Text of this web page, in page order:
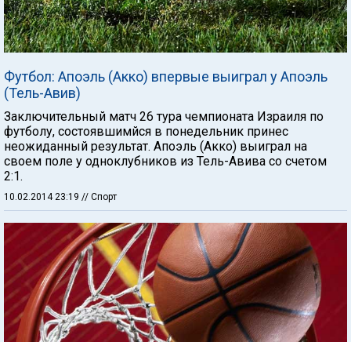
Футбол: Апоэль (Акко) впервые выиграл у Апоэль
(Тель-Авив)
Заключительный матч 26 тура чемпионата Израиля по
футболу, состоявшимйся в понедельник принес
неожиданный результат. Апоэль (Акко) выиграл на
своем поле у одноклубников из Тель-Авива со счетом
2:1.
10.02.2014 23:19 // Спорт